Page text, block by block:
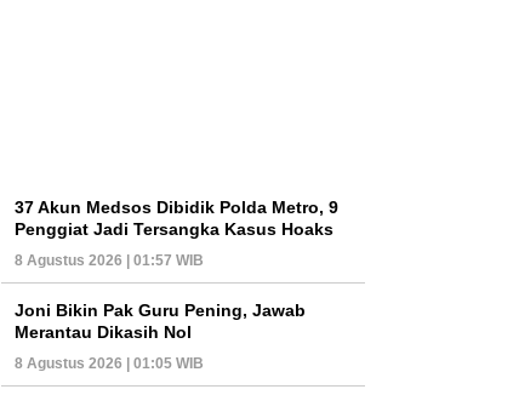
37 Akun Medsos Dibidik Polda Metro, 9
Penggiat Jadi Tersangka Kasus Hoaks
8 Agustus 2026 | 01:57 WIB
Joni Bikin Pak Guru Pening, Jawab
Merantau Dikasih Nol
8 Agustus 2026 | 01:05 WIB